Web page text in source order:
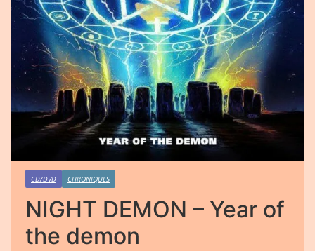
CD/DVD CHRONIQUES
NIGHT DEMON – Year of
the demon